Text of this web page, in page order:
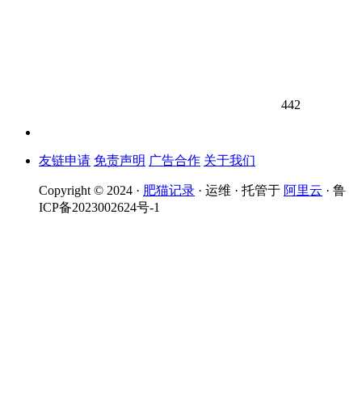
442
友链申请 免责声明 广告合作 关于我们
Copyright © 2024 · 肥猫记录 · 运维 · 托管于 阿里云 · 鲁
ICP备2023002624号-1